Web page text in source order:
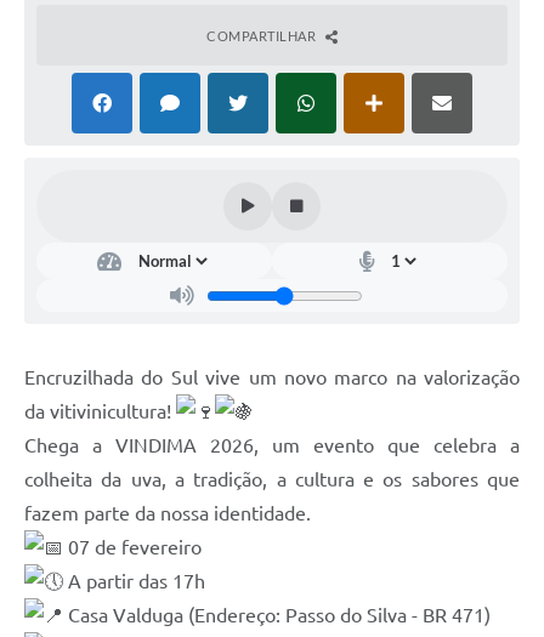
Telefones Úteis
Relatório Ouvidoria 2022
Relatório Ouvidoria 2024
Negócios
COMPARTILHAR
Encruzilhada do Sul vive um novo marco na valorização
da vitivinicultura!
Chega a VINDIMA 2026, um evento que celebra a
colheita da uva, a tradição, a cultura e os sabores que
fazem parte da nossa identidade.
07 de fevereiro
A partir das 17h
Casa Valduga (Endereço: Passo do Silva - BR 471)